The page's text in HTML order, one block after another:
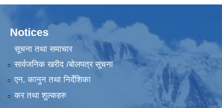
Notices
सूचना तथा समाचार
सार्वजनिक खरीद /बोलपत्र सूचना
एन, कानुन तथा निर्देशिका
कर तथा शुल्कहरु